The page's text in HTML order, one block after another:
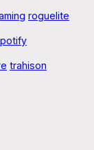
roguelite
trahison